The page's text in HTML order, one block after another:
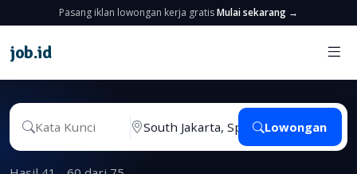
Pasang iklan lowongan kerja gratisMulai sekarang →
job.id
Lowongan